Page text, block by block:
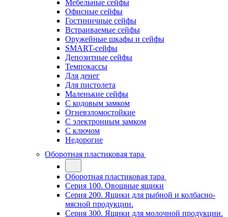
Мебельные сейфы
Офисные сейфы
Гостиничные сейфы
Встраиваемые сейфы
Оружейные шкафы и сейфы
SMART-сейфы
Депозитные сейфы
Темпокассы
Для денег
Для пистолета
Маленькие сейфы
С кодовым замком
Огневзломостойкие
С электронным замком
С ключом
Недорогие
Оборотная пластиковая тара
Оборотная пластиковая тара
Серия 100. Овощные ящики
Серия 200. Ящики для рыбной и колбасно-
мясной продукции.
Серия 300. Ящики для молочной продукции.